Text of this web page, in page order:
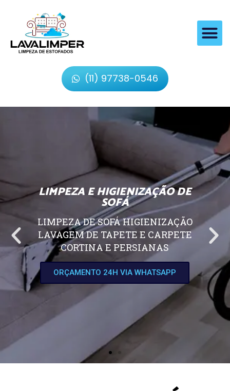
(11) 97738-0546
LIMPEZA E HIGIENIZAÇÃO DE
SOFÁ
LIMPEZA DE SOFÁ HIGIENIZAÇÃO
LAVAGEM DE TAPETE E CARPETE
CORTINA E PERSIANAS
ORÇAMENTO 24H VIA WHATSAPP